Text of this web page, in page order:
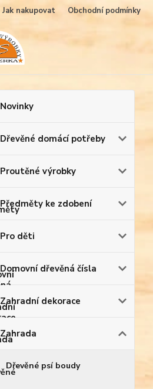
Jak nakupovat Obchodní podmínky
Novinky
Dřevěné domácí potřeby
Proutěné výrobky
Předměty ke zdobení
Pro děti
Domovní dřevěná čísla
Zahradní dekorace
Zahrada
Dřevěné psí boudy